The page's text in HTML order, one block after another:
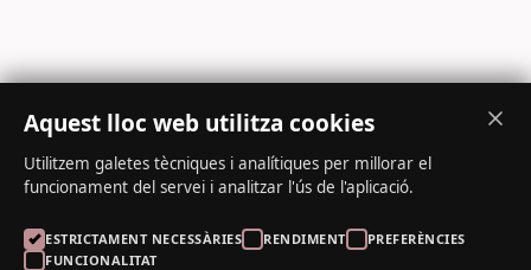
Aquest lloc web utilitza cookies
Utilitzem galetes tècniques i analítiques per millorar el
funcionament del servei i analitzar l'ús de l'aplicació.
ESTRICTAMENT NECESSÀRIES RENDIMENT
PREFERÈNCIES
FUNCIONALITAT